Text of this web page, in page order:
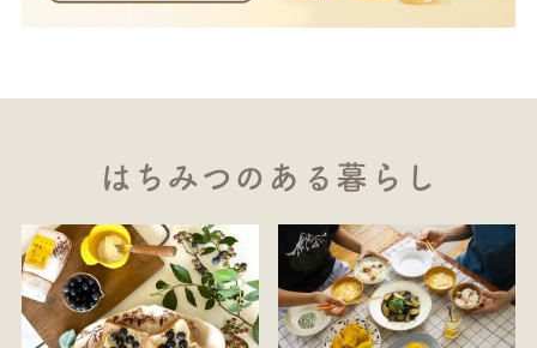
はちみつのある暮らし